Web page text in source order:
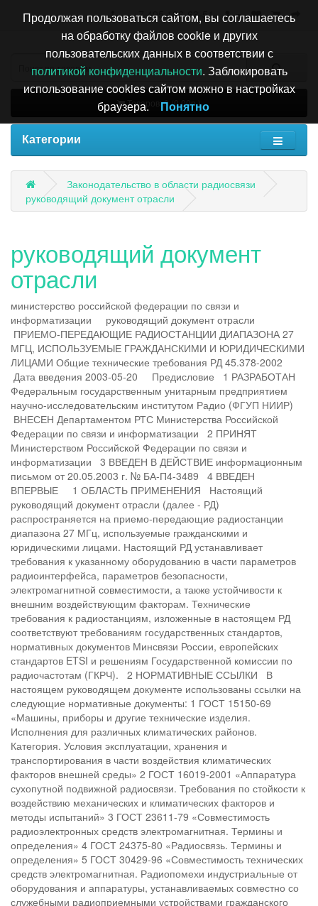
+7 495 196-63-51
Товаров: 0 (0.00р.)
Категории
Законодательство в области радиосвязи
руководящий документ отрасли
руководящий документ
отрасли
министерство российской федерации по связи и
информатизации руководящий документ отрасли
ПРИЕМО-ПЕРЕДАЮЩИЕ РАДИОСТАНЦИИ ДИАПАЗОНА 27
МГЦ, ИСПОЛЬЗУЕМЫЕ ГРАЖДАНСКИМИ И ЮРИДИЧЕСКИМИ
ЛИЦАМИ Общие технические требования РД 45.378-2002
Дата введения 2003-05-20 Предисловие 1 РАЗРАБОТАН
Федеральным государственным унитарным предприятием
научно-исследовательским институтом Радио (ФГУП НИИР)
ВНЕСЕН Департаментом РТС Министерства Российской
Федерации по связи и информатизации 2 ПРИНЯТ
Министерством Российской Федерации по связи и
информатизации 3 ВВЕДЕН В ДЕЙСТВИЕ информационным
письмом от 20.05.2003 г. № БА-П4-3489 4 ВВЕДЕН
ВПЕРВЫЕ 1 ОБЛАСТЬ ПРИМЕНЕНИЯ Настоящий
руководящий документ отрасли (далее - РД)
распространяется на приемо-передающие радиостанции
диапазона 27 МГц, используемые гражданскими и
юридическими лицами. Настоящий РД устанавливает
требования к указанному оборудованию в части параметров
радиоинтерфейса, параметров безопасности,
электромагнитной совместимости, а также устойчивости к
внешним воздействующим факторам. Технические
требования к радиостанциям, изложенные в настоящем РД
соответствуют требованиям государственных стандартов,
нормативных документов Минсвязи России, европейских
стандартов ETSI и решениям Государственной комиссии по
радиочастотам (ГКРЧ). 2 НОРМАТИВНЫЕ ССЫЛКИ В
настоящем руководящем документе использованы ссылки на
следующие нормативные документы: 1 ГОСТ 15150-69
«Машины, приборы и другие технические изделия.
Исполнения для различных климатических районов.
Категория. Условия эксплуатации, хранения и
транспортирования в части воздействия климатических
факторов внешней среды» 2 ГОСТ 16019-2001 «Аппаратура
сухопутной подвижной радиосвязи. Требования по стойкости к
воздействию механических и климатических факторов и
методы испытаний» 3 ГОСТ 23611-79 «Совместимость
радиоэлектронных средств электромагнитная. Термины и
определения» 4 ГОСТ 24375-80 «Радиосвязь. Термины и
определения» 5 ГОСТ 30429-96 «Совместимость технических
средств электромагнитная. Радиопомехи индустриальные от
оборудования и аппаратуры, устанавливаемых совместно со
служебными радиоприемными устройствами гражданского
Продолжая пользоваться сайтом, вы соглашаетесь
на обработку файлов cookie и других
пользовательских данных в соответствии с
политикой конфиденциальности. Заблокировать
использование cookies сайтом можно в настройках
браузера.
Понятно